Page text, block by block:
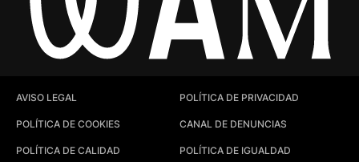
AVISO LEGAL POLÍTICA DE PRIVACIDAD
POLÍTICA DE COOKIES CANAL DE DENUNCIAS
POLÍTICA DE CALIDAD POLÍTICA DE IGUALDAD